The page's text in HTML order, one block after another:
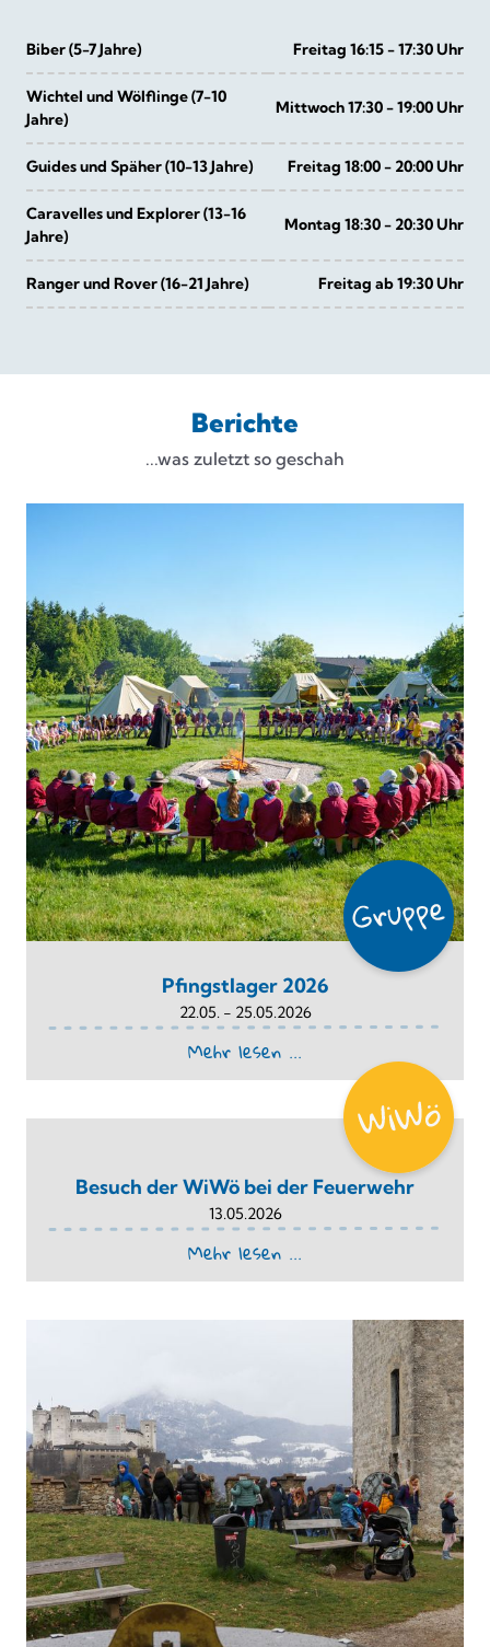
Biber (5-7 Jahre) Freitag 16:15 - 17:30 Uhr
Wichtel und Wölflinge (7-10
Jahre)
Mittwoch 17:30 - 19:00 Uhr
Guides und Späher (10-13 Jahre) Freitag 18:00 - 20:00 Uhr
Caravelles und Explorer (13-16
Jahre)
Montag 18:30 - 20:30 Uhr
Ranger und Rover (16-21 Jahre) Freitag ab 19:30 Uhr
Berichte
...was zuletzt so geschah
Pfingstlager 2026
22.05. - 25.05.2026
Mehr lesen ...
Besuch der WiWö bei der Feuerwehr
13.05.2026
Mehr lesen ...